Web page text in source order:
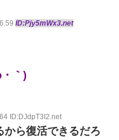
ID:Pjy5mWx3.net
｀)
ID:DJdpT3I2.net
から復活できるだろ